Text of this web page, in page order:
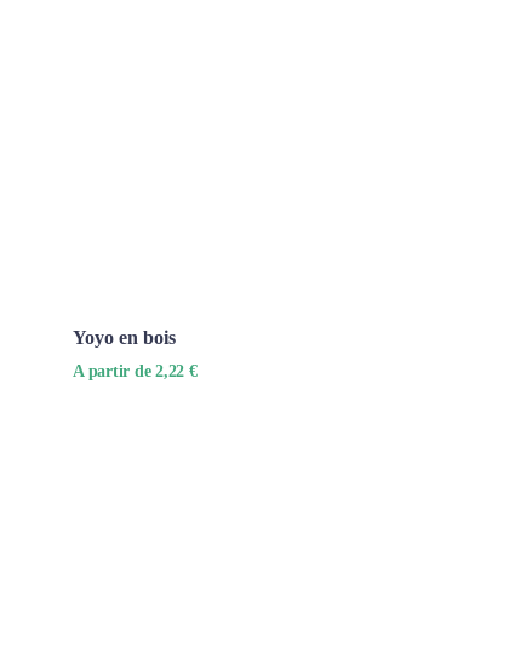
Yoyo en bois
A partir de 2,22 €